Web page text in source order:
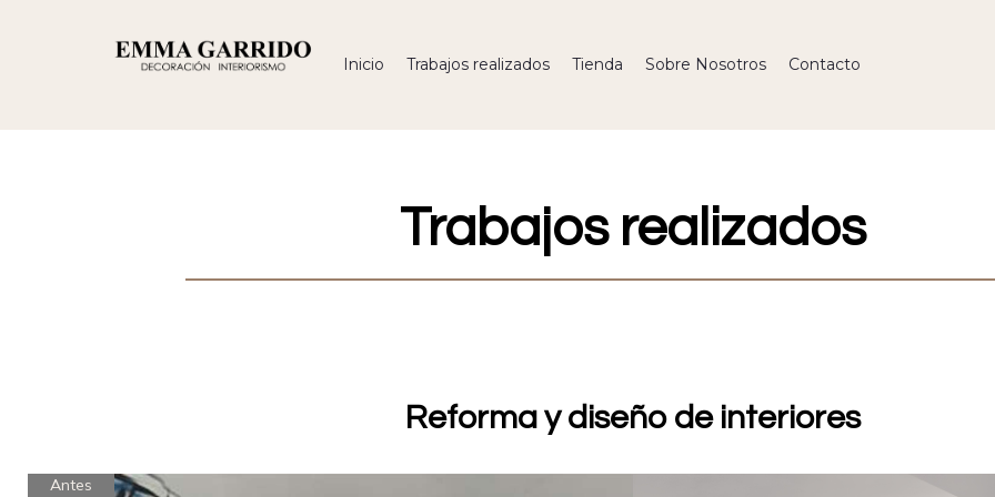
Inicio Trabajos realizados Tienda Sobre Nosotros Contacto
Trabajos realizados
Reforma y diseño de interiores
Antes